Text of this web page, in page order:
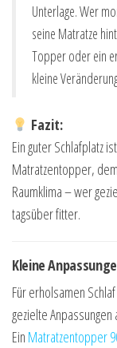
Unterlage. Wer
seine Matratze
Topper oder ein
kleine
Fazit:
Ein guter Schlafplatz
Matratzentopper,
Raumklima – wer
tagsüber fitter.
Kleine
Für erholsamen
gezielte
Ein Matratzentopper